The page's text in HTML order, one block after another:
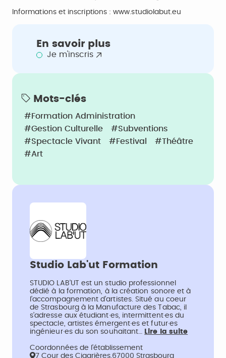
Informations et inscriptions :www.studiolabut.eu
En savoir plus
Je m'inscris
Mots-clés
#Formation Administration
#Gestion Culturelle
#Subventions
#Spectacle Vivant
#Festival
#Théâtre
#Art
Studio Lab'ut Formation
STUDIO LAB'UT est un studio professionnel
dédié à la formation, à la création sonore et à
l’accompagnement d’artistes. Situé au coeur
de Strasbourg à la Manufacture des Tabac, il
s’adresse aux étudiant·es, intermittent·es du
spectacle, artistes émergent·es et futur·es
ingénieur·es du son souhaitant… Lire la suite
Coordonnées de l’établissement
7 Cour des Cigarières,67000 Strasbourg